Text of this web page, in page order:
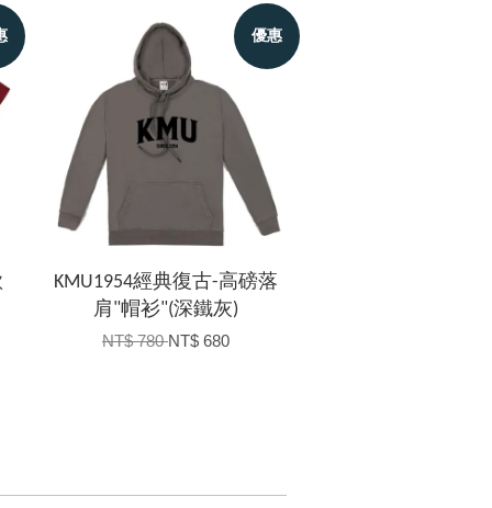
優惠
KMU1954經典復古-高磅落
肩"帽衫"(深鐵灰)
NT$ 780NT$ 680